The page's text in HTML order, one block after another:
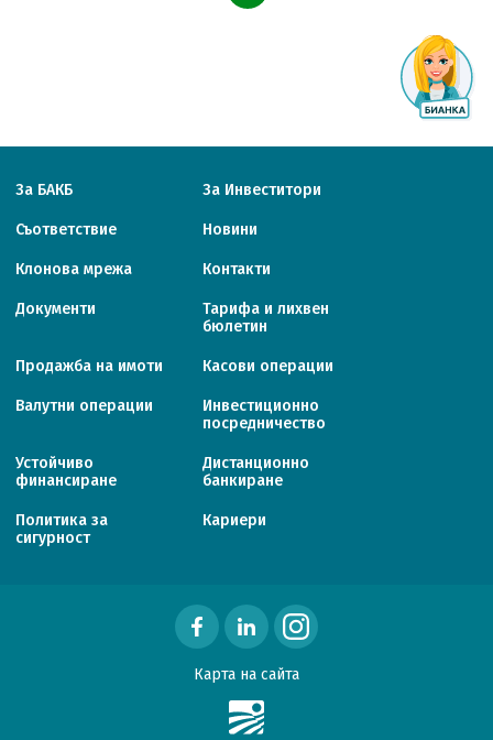
За БАКБ За Инвеститори
Съответствие Новини
Клонова мрежа Контакти
Документи
Тарифa и лихвен
бюлетин
Продажба на имоти Касови операции
Валутни операции
Инвестиционно
посредничество
Устойчиво
финансиране
Дистанционно
банкиране
Политика за
сигурност
Кариери
Карта на сайта